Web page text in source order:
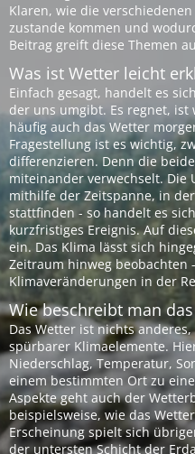
Klaren, wie die
zustande kommen und
Beitrag greift diese Themen
Was ist Wetter leicht
Einfach gesagt, handelt es
der uns umgibt. Es regnet, ist
häufig auch das Wetter
Fragestellung ist es wichtig,
differenzieren. Denn die
miteinander verwechselt. Die
mithilfe der Zeitspanne, in
stattfinden - so handelt es
kurzfristiges Ereignis. Auf
ein. Das Klima lässt sich
Zeitraum hinweg beobachten
Klimaveränderungen in der
Wie beschreibt man
Das Wetter ist nichts
spürbarer Klimaelemente.
Niederschlag, Temperatur,
einem bestimmten Ort zu
Aspekte geht auch der
beispielsweise, wie das
Erscheinung spielt sich
der untersten Schicht der